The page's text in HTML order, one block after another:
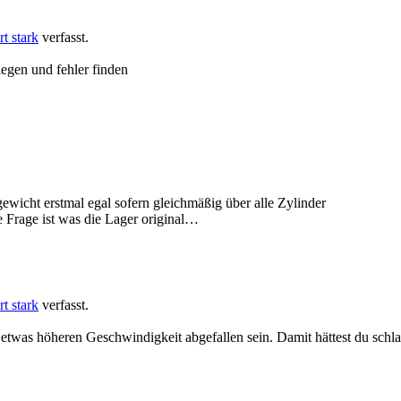
stark verfasst.
und fehler finden
erstmal egal sofern gleichmäßig über alle Zylinder
Frage ist was die Lager original…
stark verfasst.
höheren Geschwindigkeit abgefallen sein. Damit hättest du